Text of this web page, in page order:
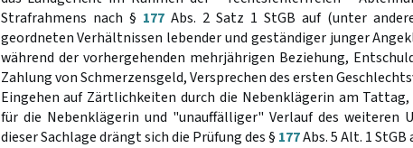
Strafrahmens nach § 177Abs. 2 Satz 1 StGB auf (unter
geordneten Verhältnissen lebender und geständiger junger
während der vorhergehenden mehrjährigen Beziehung,
Zahlung von Schmerzensgeld, Versprechen des ersten
Eingehen auf Zärtlichkeiten durch die Nebenklägerin am
für die Nebenklägerin und "unauffälliger" Verlauf des weiteren
dieser Sachlage drängt sich die Prüfung des § 177Abs. 5 Alt. 1 StGB